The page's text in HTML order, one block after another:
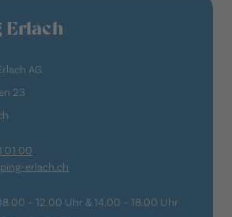
Erlach
AG
23
01 00
erlach.ch
– 12.00 Uhr & 14.00 – 18.00 Uhr